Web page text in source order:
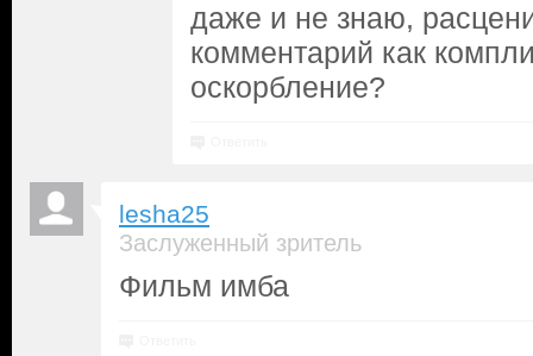
даже и не знаю,
комментарий как
оскорбление?
lesha25
Заслуженный зритель
Фильм имба